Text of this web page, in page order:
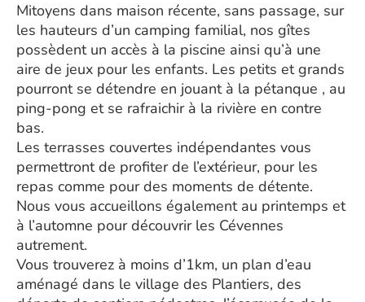
Mitoyens dans maison récente, sans passage, sur
les hauteurs d’un camping familial, nos gîtes
possèdent un accès à la piscine ainsi qu’à une
aire de jeux pour les enfants. Les petits et grands
pourront se détendre en jouant à la pétanque , au
ping-pong et se rafraichir à la rivière en contre
bas.
Les terrasses couvertes indépendantes vous
permettront de profiter de l’extérieur, pour les
repas comme pour des moments de détente.
Nous vous accueillons également au printemps et
à l’automne pour découvrir les Cévennes
autrement.
Vous trouverez à moins d’1km, un plan d’eau
aménagé dans le village des Plantiers, des